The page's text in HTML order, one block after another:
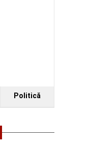
Politică